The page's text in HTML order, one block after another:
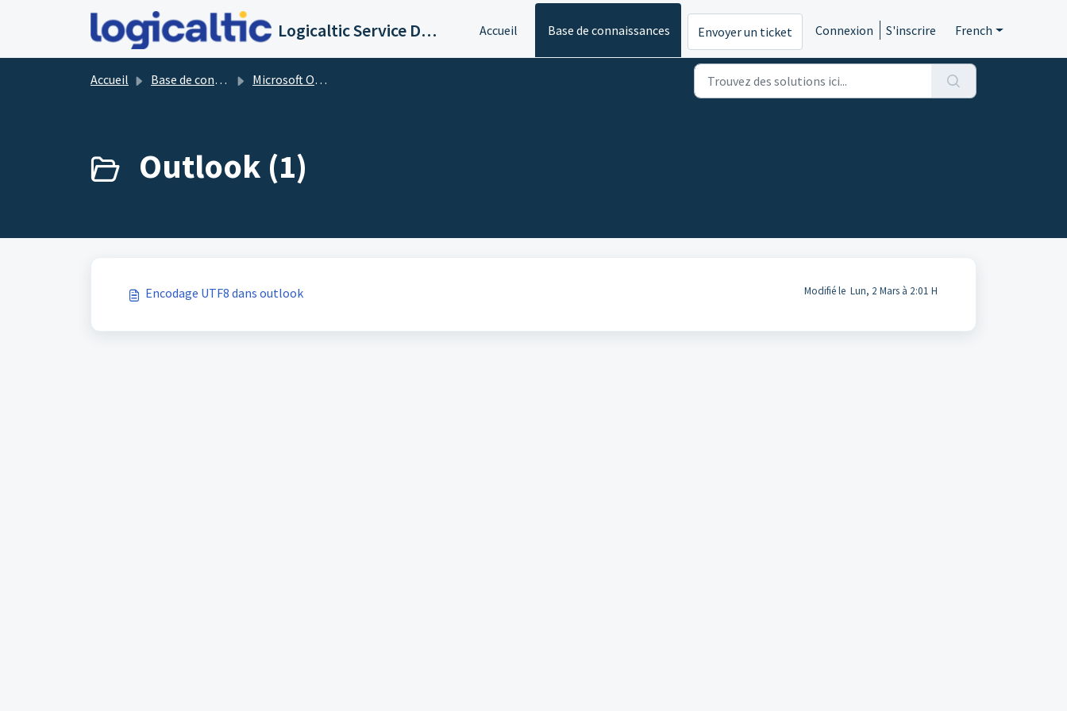
Passer au contenu principal
Logicaltic Service Desk Accueil Base de connaissances Envoyer un ticket Connexion S'inscrire French
Accueil Base de connaissances Microsoft Office 365
Outlook (1)
Encodage UTF8 dans outlook Modifié le Lun, 2 Mars à 2:01 H